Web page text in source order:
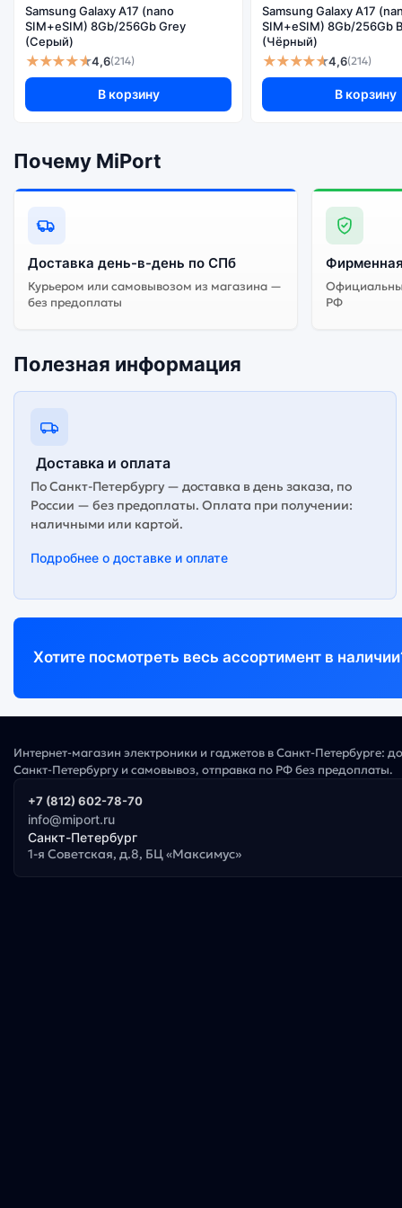
Samsung Galaxy A17 (nano
SIM+eSIM) 8Gb/256Gb Grey
(Серый)
★★★★★4,6(214)
В корзину
Samsung Galaxy A17
SIM+eSIM) 8Gb/256Gb
(Чёрный)
★★★★★4,6(214)
В корзину
Почему MiPort
Доставка день-в-день по СПб
Курьером или самовывозом из магазина —
без предоплаты
РФ
Полезная информация
Доставка и оплата
По Санкт-Петербургу — доставка в день заказа, по
России — без предоплаты. Оплата при получении:
наличными или картой.
Подробнее о доставке и оплате
Хотите посмотреть весь ассортимент в
Интернет-магазин электроники и гаджетов в Санкт-Петербурге:
Санкт-Петербургу и самовывоз, отправка по РФ без предоплаты.
+7 (812) 602-78-70
info@miport.ru
Санкт-Петербург
1-я Советская, д.8, БЦ «Максимус»